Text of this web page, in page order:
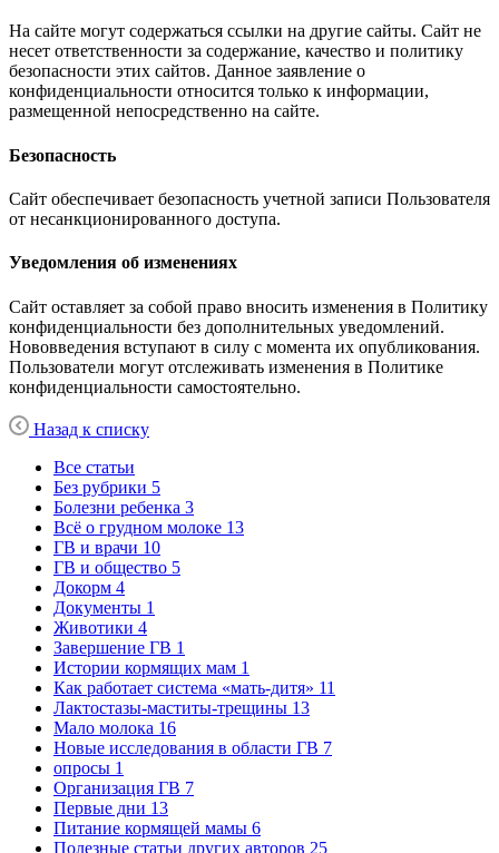
На сайте могут содержаться ссылки на другие сайты. Сайт не
несет ответственности за содержание, качество и политику
безопасности этих сайтов. Данное заявление о
конфиденциальности относится только к информации,
размещенной непосредственно на сайте.
Безопасность
Сайт обеспечивает безопасность учетной записи Пользователя
от несанкционированного доступа.
Уведомления об изменениях
Сайт оставляет за собой право вносить изменения в Политику
конфиденциальности без дополнительных уведомлений.
Нововведения вступают в силу с момента их опубликования.
Пользователи могут отслеживать изменения в Политике
конфиденциальности самостоятельно.
Назад к списку
Все статьи
Без рубрики 5
Болезни ребенка 3
Всё о грудном молоке 13
ГВ и врачи 10
ГВ и общество 5
Докорм 4
Документы 1
Животики 4
Завершение ГВ 1
Истории кормящих мам 1
Как работает система «мать-дитя» 11
Лактостазы-маститы-трещины 13
Мало молока 16
Новые исследования в области ГВ 7
опросы 1
Организация ГВ 7
Первые дни 13
Питание кормящей мамы 6
Полезные статьи других авторов 25